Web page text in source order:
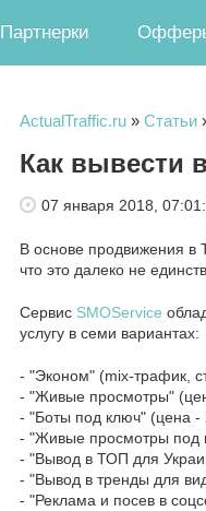
Партнерки
ActualTraffic.ru » Статьи
Как вывести
07 января 2018,
В основе продвижения в
что это далеко не
Сервис SMOService
услугу в семи вариантах:
- "Эконом" (mix-трафик,
- "Живые просмотры"
- "Боты под ключ" (цена -
- "Живые просмотры под
- "Вывод в ТОП для
- "Вывод в тренды для
- "Реклама и посев в